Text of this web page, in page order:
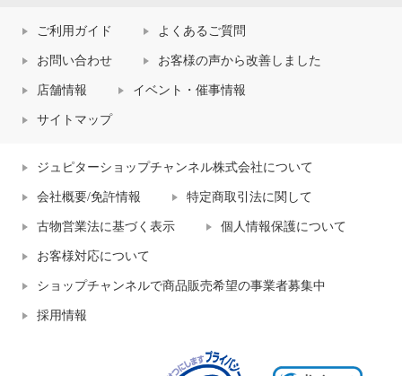
ご利用ガイド よくあるご質問
お問い合わせ お客様の声から改善しました
店舗情報 イベント・催事情報
サイトマップ
ジュピターショップチャンネル株式会社について
会社概要/免許情報 特定商取引法に関して
古物営業法に基づく表示 個人情報保護について
お客様対応について
ショップチャンネルで商品販売希望の事業者募集中
採用情報